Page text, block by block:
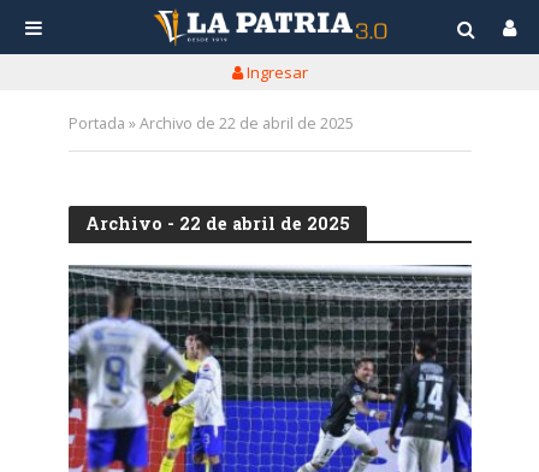
Ingresar
Portada »Archivo de 22 de abril de 2025
Archivo - 22 de abril de 2025